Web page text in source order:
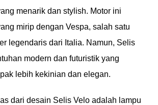
menarik dan stylish. Motor ini
mirip dengan Vespa, salah satu
legendaris dari Italia. Namun, Selis
modern dan futuristik yang
lebih kekinian dan elegan.
dari desain Selis Velo adalah lampu